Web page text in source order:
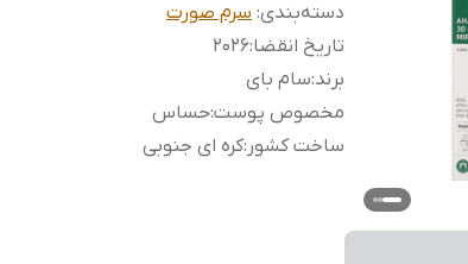
دسته‌بندی: سرم صورت
تاریخ انقضا:
2026
برند:سام بای
مخصوص پوست:حساس
ساخت کشور :کره ای جنوبی